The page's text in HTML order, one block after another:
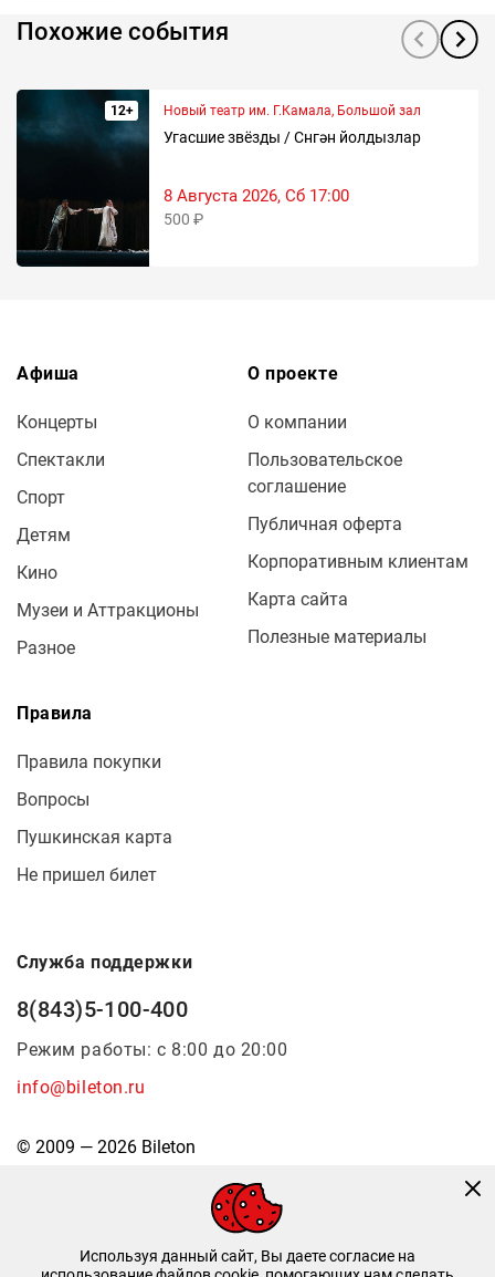
Похожие события
12+ Новый театр им. Г.Камала, Большой зал
Угасшие звёзды / Сүнгән йолдызлар
8 Августа 2026, Сб 17:00
500 ₽
Афиша
Концерты
Спектакли
Спорт
Детям
Кино
Музеи и Аттракционы
Разное
О проекте
О компании
Пользовательское
соглашение
Публичная оферта
Корпоративным клиентам
Карта сайта
Полезные материалы
Правила
Правила покупки
Вопросы
Пушкинская карта
Не пришел билет
Служба поддержки
8(843)5-100-400
Режим работы: с 8:00 до 20:00
info@bileton.ru
© 2009 — 2026 Bileton
Используя данный сайт, Вы даете согласие на